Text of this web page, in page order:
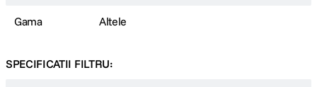
Gama Altele
SPECIFICATII FILTRU: